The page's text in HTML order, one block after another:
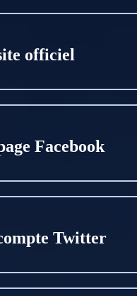
officiel
Facebook
Twitter